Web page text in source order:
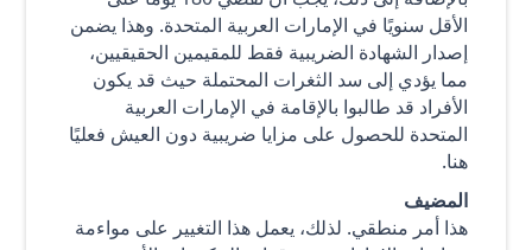
الأقل سنويًا في الإمارات العربية المتحدة. وهذا يضمن
إصدار الشهادة الضريبية فقط للمقيمين الحقيقيين،
مما يؤدي إلى سد الثغرات المحتملة حيث قد يكون
الأفراد قد طالبوا بالإقامة في الإمارات العربية
المتحدة للحصول على مزايا ضريبية دون العيش فعليًا
هنا.
المضيف
هذا أمر منطقي. لذلك، يعمل هذا التغيير على مواءمة